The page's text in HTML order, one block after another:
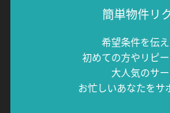
簡単物件リ
希望条件を伝え
初めての方やリピ
大人気のサー
お忙しいあなたをサ